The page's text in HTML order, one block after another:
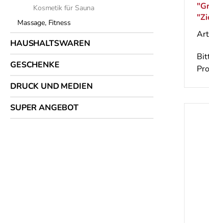
Kosmetik für Sauna
Massage, Fitness
HAUSHALTSWAREN
GESCHENKE
DRUCK UND MEDIEN
SUPER ANGEBOT